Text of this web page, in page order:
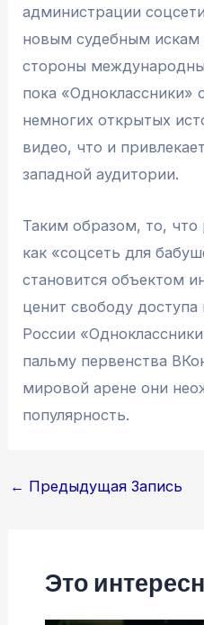
администрации
новым судебным искам
стороны
пока «Одноклассники»
немногих открытых
видео, что и
западной аудитории.
Таким образом, то,
как «соцсеть для
становится объектом
ценит свободу доступа
России
пальму первенства
мировой арене они
популярность.
Навигация
← Предыдущая Запись
Это